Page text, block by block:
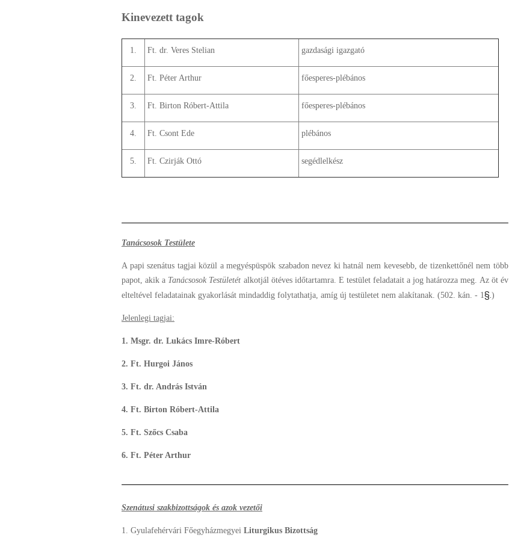
Kinevezett tagok
1. Ft. dr. Veres Stelian gazdasági igazgató
2. Ft. Péter Arthur főesperes-plébános
3. Ft. Birton Róbert-Attila főesperes-plébános
4. Ft. Csont Ede plébános
5. Ft. Czirják Ottó segédlelkész
Tanácsosok Testülete
A papi szenátus tagjai közül a megyéspüspök szabadon nevez ki hatnál nem kevesebb, de tizenkettőnél nem több
papot, akik a Tanácsosok Testületét alkotjál ötéves időtartamra. E testület feladatait a jog határozza meg. Az öt év
elteltével feladatainak gyakorlását mindaddig folytathatja, amíg új testületet nem alakítanak. (502. kán. - 1 §. )
Jelenlegi tagjai:
1. Msgr. dr. Lukács Imre-Róbert
2. Ft. Hurgoi János
3. Ft. dr. András István
4. Ft. Birton Róbert-Attila
5. Ft. Szőcs Csaba
6. Ft. Péter Arthur
Szenátusi szakbizottságok és azok vezetői
1. Gyulafehérvári Főegyházmegyei Liturgikus Bizottság